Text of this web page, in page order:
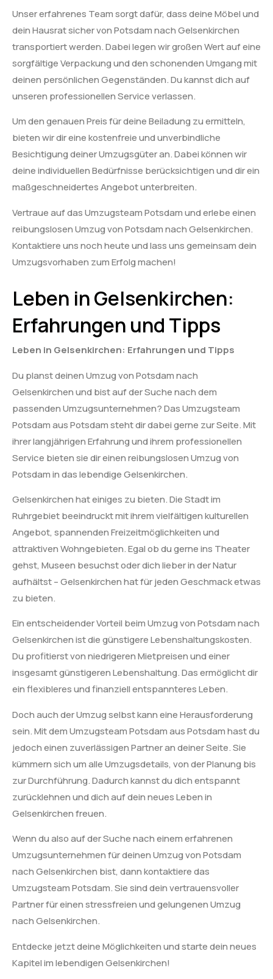
Unser erfahrenes Team sorgt dafür, dass deine Möbel und
dein Hausrat sicher von Potsdam nach Gelsenkirchen
transportiert werden. Dabei legen wir großen Wert auf eine
sorgfältige Verpackung und den schonenden Umgang mit
deinen persönlichen Gegenständen. Du kannst dich auf
unseren professionellen Service verlassen.
Um den genauen Preis für deine Beiladung zu ermitteln,
bieten wir dir eine kostenfreie und unverbindliche
Besichtigung deiner Umzugsgüter an. Dabei können wir
deine individuellen Bedürfnisse berücksichtigen und dir ein
maßgeschneidertes Angebot unterbreiten.
Vertraue auf das Umzugsteam Potsdam und erlebe einen
reibungslosen Umzug von Potsdam nach Gelsenkirchen.
Kontaktiere uns noch heute und lass uns gemeinsam dein
Umzugsvorhaben zum Erfolg machen!
Leben in Gelsenkirchen:
Erfahrungen und Tipps
Leben in Gelsenkirchen: Erfahrungen und Tipps
Du planst deinen Umzug von Potsdam nach
Gelsenkirchen und bist auf der Suche nach dem
passenden Umzugsunternehmen? Das Umzugsteam
Potsdam aus Potsdam steht dir dabei gerne zur Seite. Mit
ihrer langjährigen Erfahrung und ihrem professionellen
Service bieten sie dir einen reibungslosen Umzug von
Potsdam in das lebendige Gelsenkirchen.
Gelsenkirchen hat einiges zu bieten. Die Stadt im
Ruhrgebiet beeindruckt mit ihrem vielfältigen kulturellen
Angebot, spannenden Freizeitmöglichkeiten und
attraktiven Wohngebieten. Egal ob du gerne ins Theater
gehst, Museen besuchst oder dich lieber in der Natur
aufhältst – Gelsenkirchen hat für jeden Geschmack etwas
zu bieten.
Ein entscheidender Vorteil beim Umzug von Potsdam nach
Gelsenkirchen ist die günstigere Lebenshaltungskosten.
Du profitierst von niedrigeren Mietpreisen und einer
insgesamt günstigeren Lebenshaltung. Das ermöglicht dir
ein flexibleres und finanziell entspannteres Leben.
Doch auch der Umzug selbst kann eine Herausforderung
sein. Mit dem Umzugsteam Potsdam aus Potsdam hast du
jedoch einen zuverlässigen Partner an deiner Seite. Sie
kümmern sich um alle Umzugsdetails, von der Planung bis
zur Durchführung. Dadurch kannst du dich entspannt
zurücklehnen und dich auf dein neues Leben in
Gelsenkirchen freuen.
Wenn du also auf der Suche nach einem erfahrenen
Umzugsunternehmen für deinen Umzug von Potsdam
nach Gelsenkirchen bist, dann kontaktiere das
Umzugsteam Potsdam. Sie sind dein vertrauensvoller
Partner für einen stressfreien und gelungenen Umzug
nach Gelsenkirchen.
Entdecke jetzt deine Möglichkeiten und starte dein neues
Kapitel im lebendigen Gelsenkirchen!